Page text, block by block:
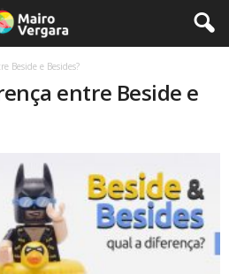
Beside e Besides?
entre Beside e